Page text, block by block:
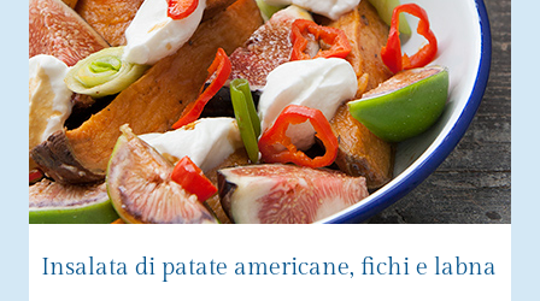
Insalata di patate americane, fichi e labna